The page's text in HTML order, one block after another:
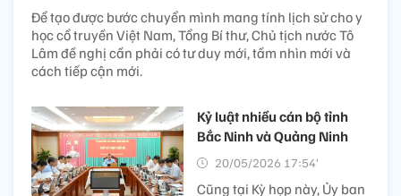
Để tạo được bước chuyển mình mang tính lịch sử cho y
học cổ truyền Việt Nam, Tổng Bí thư, Chủ tịch nước Tô
Lâm đề nghị cần phải có tư duy mới, tầm nhìn mới và
cách tiếp cận mới.
Kỷ luật nhiều cán bộ tỉnh
Bắc Ninh và Quảng Ninh
20/05/2026 17:54’
Cũng tại Kỳ họp này, Ủy ban